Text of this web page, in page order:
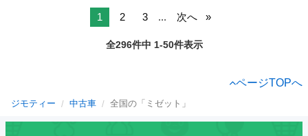
1 2 3 ... 次へ
全296件中 1-50件表示
ページTOPへ
ジモティー 中古車 全国の「ミゼット」